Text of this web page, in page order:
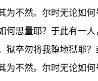
为不然。尔时无论如何
何思量耶？于此有一
狱卒勿将我堕地狱耶
为不然。尔时无论如何